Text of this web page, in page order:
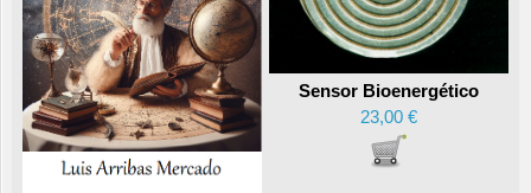
Sensor Bioenergético
23,00 €